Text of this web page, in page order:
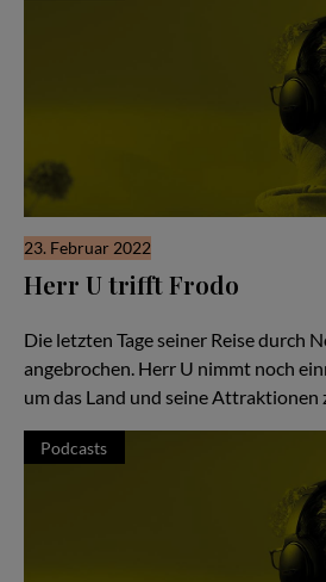
23. Februar 2022
Herr U trifft Frodo
Die letzten Tage seiner Reise durch
angebrochen. Herr U nimmt noch
um das Land und seine Attraktionen
Podcasts